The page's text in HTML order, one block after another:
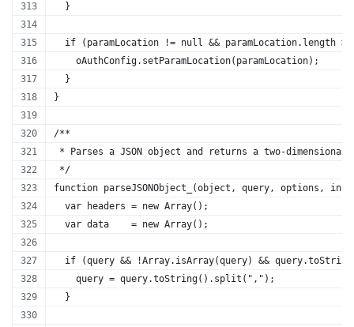
  }
if (paramLocation != null && paramLocation.length >
    oAuthConfig.setParamLocation(paramLocation);
  }
}
/**
* Parses a JSON object and returns a two-
*/
function parseJSONObject_(object, query, options,
  var headers = new Array();
  var data    = new Array();
if (query && !Array.isArray(query) &&
    query = query.toString().split(",");
  }